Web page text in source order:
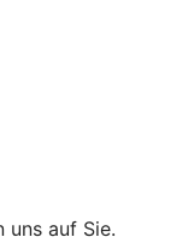
uns auf Sie.